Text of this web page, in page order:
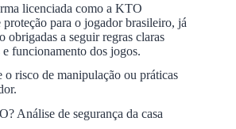
licenciada como a KTO
para o jogador brasileiro, já
obrigadas a seguir regras claras
funcionamento dos jogos.
o risco de manipulação ou práticas
Análise de segurança da casa